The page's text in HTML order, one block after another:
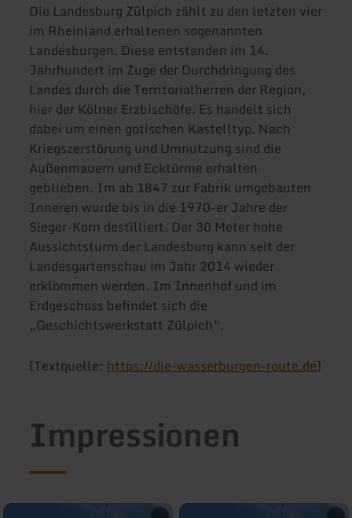
Die Landesburg Zülpich zählt zu den letzten vier
im Rheinland erhaltenen sogenannten
Landesburgen. Diese entstanden im 14.
Jahrhundert im Zuge der Durchdringung des
Landes durch die Territorialherren der Region,
hier der Kölner Erzbischöfe. Es handelt sich
dabei um einen gotischen Kastelltyp. Nach
Kriegszerstörung und Umnutzung sind die
Außenmauern und Ecktürme erhalten
geblieben. Im ab 1847 zur Fabrik umgebauten
Inneren wurde bis in die 1970-er Jahre der
Sieger-Korn destilliert. Der 30 Meter hohe
Aussichtsturm der Landesburg kann seit der
Landesgartenschau im Jahr 2014 wieder
erklommen werden. Im Innenhof und im
Erdgeschoss befindet sich die
„Geschichtswerkstatt Zülpich“.
(Textquelle: https://die-wasserburgen-route.de)
Impressionen